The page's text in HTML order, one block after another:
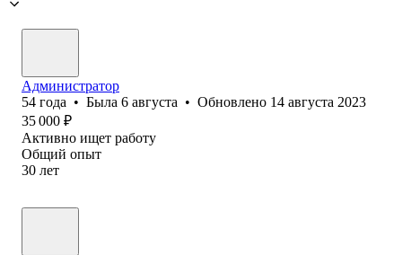
Администратор
54 года • Была 6 августа • Обновлено 14 августа 2023
35 000 ₽
Активно ищет работу
Общий опыт
30 лет